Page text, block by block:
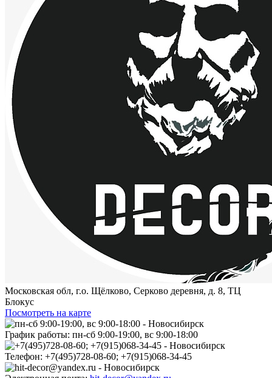
Московская обл, г.о. Щёлково, Серково деревня, д. 8, ТЦ
Блокус
Посмотреть на карте
График работы: пн-сб 9:00-19:00, вс 9:00-18:00
Телефон: +7(495)728-08-60; +7(915)068-34-45